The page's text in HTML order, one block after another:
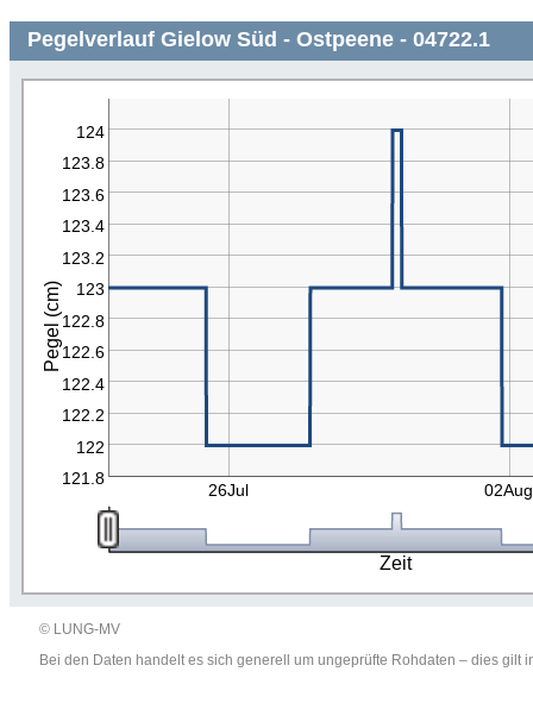
Pegelverlauf Gielow Süd - Ostpeene - 04722.1
Zeit
Pegel (cm)
121.8
122
122.2
122.4
122.6
122.8
123
123.2
123.4
123.6
123.8
124
26Jul 02Aug
© LUNG-MV
Bei den Daten handelt es sich generell um ungeprüfte Rohdaten – dies